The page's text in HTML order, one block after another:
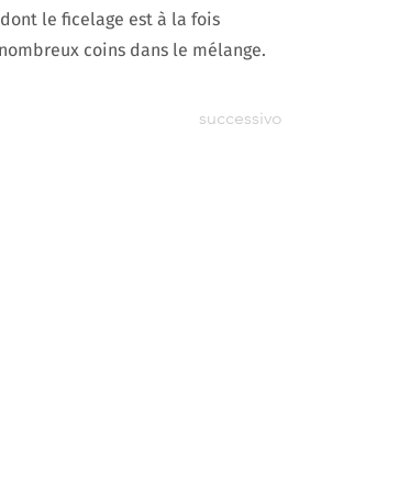
le ficelage est à la fois
coins dans le mélange.
successivo